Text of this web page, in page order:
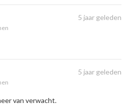
5 jaar geleden
5 jaar geleden
van verwacht.